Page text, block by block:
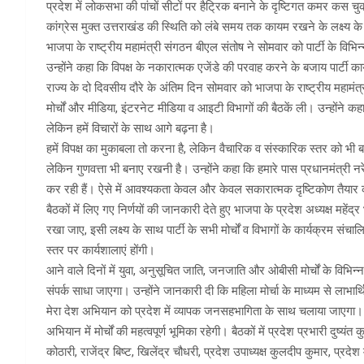
प्रदेश में लोकसभा की पांचों सीटों पर हैट्रिक बनाने के दृष्टिगत कमर कस
कांग्रेस मुक्त उत्तराखंड की स्थिति को लंबे समय तक कायम रखने के लक्ष्य के
भाजपा के राष्ट्रीय महामंत्री संगठन बीएल संतोष ने सोमवार को पार्टी के
उन्होंने कहा कि विपक्ष के नकारात्मक एजेंडे की परवाह करने के बजाय पार्टी
राज्य के दो दिवसीय दौरे के अंतिम दिन सोमवार को भाजपा के राष्ट्रीय
मोर्चों और मीडिया, इंटरनेट मीडिया व आइटी विभागों की बैठकें ली। उन्होंने
लेकिन हमें विचारों के साथ आगे बढ़ना है।
हमें विपक्ष का मुकाबला तो करना है, लेकिन वैचारिक व संस्कारिक स्तर को
लेकिन गुणवत्ता भी बनाए रखनी है। उन्होंने कहा कि हमारे पास प्रधानमंत्री
कर रही हैं। ऐसे में आवश्यकता केवल और केवल सकारात्मक दृष्टिकोण
बैठकों में लिए गए निर्णयों की जानकारी देते हुए भाजपा के प्रदेश अध्यक्ष
रखा जाए, इसी लक्ष्य के साथ पार्टी के सभी मोर्चों व विभागों के कार्यक्रम
स्तर पर कार्यशालाएं होंगी।
आने वाले दिनों में युवा, अनुसूचित जाति, जनजाति और ओबीसी मोर्चों के
संपर्क साधा जाएगा। उन्होंने जानकारी दी कि महिला मोर्चा के माध्यम से
मेरा देश अभियान को प्रदेश में व्यापक जनसहभागिता के साथ चलाया जाएगा।
अभियान में मोर्चों की महत्वपूर्ण भूमिका रहेगी। बैठकों में प्रदेश प्रभारी
कोठारी, राजेंद्र बिष्ट, खिलेंद्र चौधरी, प्रदेश उपाध्यक्ष कुलदीप कुमार, प्रदेश